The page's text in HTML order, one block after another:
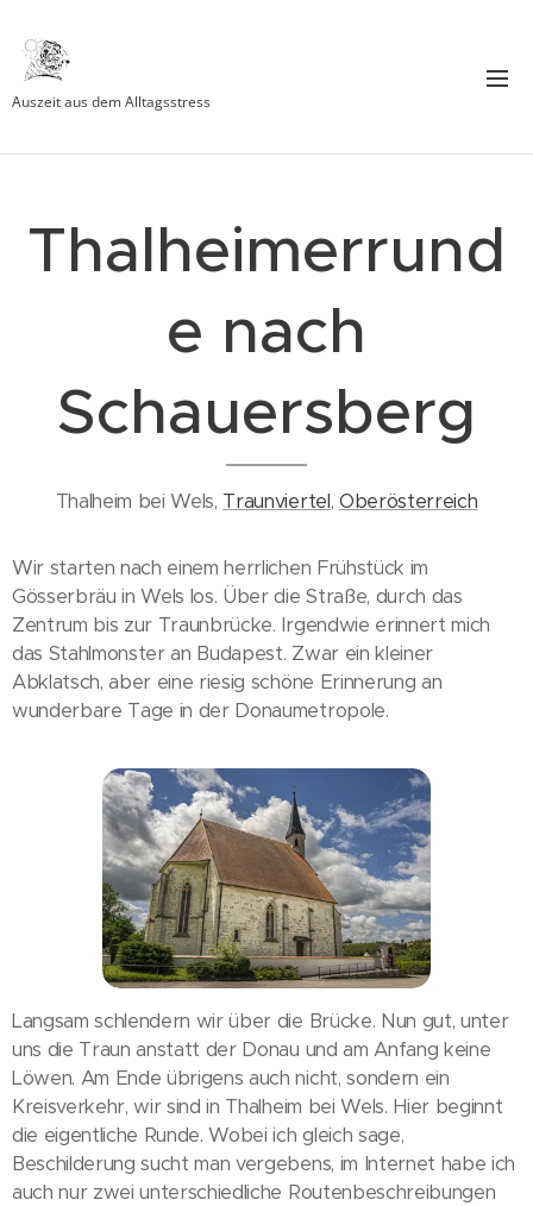
Auszeit aus dem Alltagsstress
Thalheimerrund
e nach
Schauersberg
Thalheim bei Wels, Traunviertel, Oberösterreich
Wir starten nach einem herrlichen Frühstück im
Gösserbräu in Wels los. Über die Straße, durch das
Zentrum bis zur Traunbrücke. Irgendwie erinnert mich
das Stahlmonster an Budapest. Zwar ein kleiner
Abklatsch, aber eine riesig schöne Erinnerung an
wunderbare Tage in der Donaumetropole.
Langsam schlendern wir über die Brücke. Nun gut, unter
uns die Traun anstatt der Donau und am Anfang keine
Löwen. Am Ende übrigens auch nicht, sondern ein
Kreisverkehr, wir sind in Thalheim bei Wels. Hier beginnt
die eigentliche Runde. Wobei ich gleich sage,
Beschilderung sucht man vergebens, im Internet habe ich
auch nur zwei unterschiedliche Routenbeschreibungen